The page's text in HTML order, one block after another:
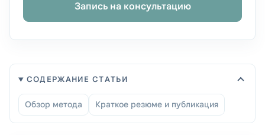
Запись на консультацию
СОДЕРЖАНИЕ СТАТЬИ
Обзор метода Краткое резюме и публикация